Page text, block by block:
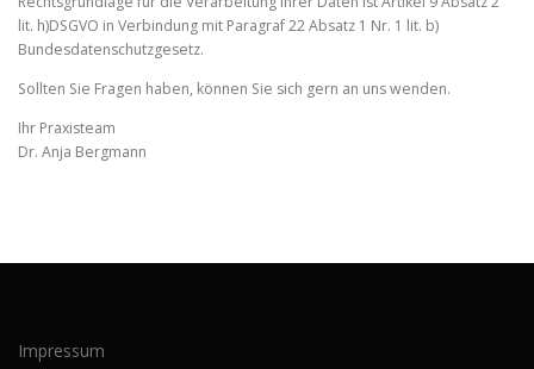
lit. h)DSGVO in Verbindung mit Paragraf 22 Absatz 1 Nr. 1 lit. b)
Bundesdatenschutzgesetz.
Sollten Sie Fragen haben, können Sie sich gern an uns wenden.
Ihr Praxisteam
Dr. Anja Bergmann
Impressum